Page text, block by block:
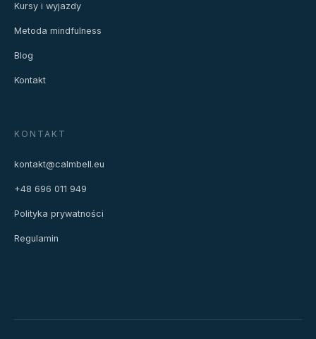
Kursy i wyjazdy
Metoda mindfulness
Blog
Kontakt
KONTAKT
kontakt@calmbell.eu
+48 696 011 949
Polityka prywatności
Regulamin